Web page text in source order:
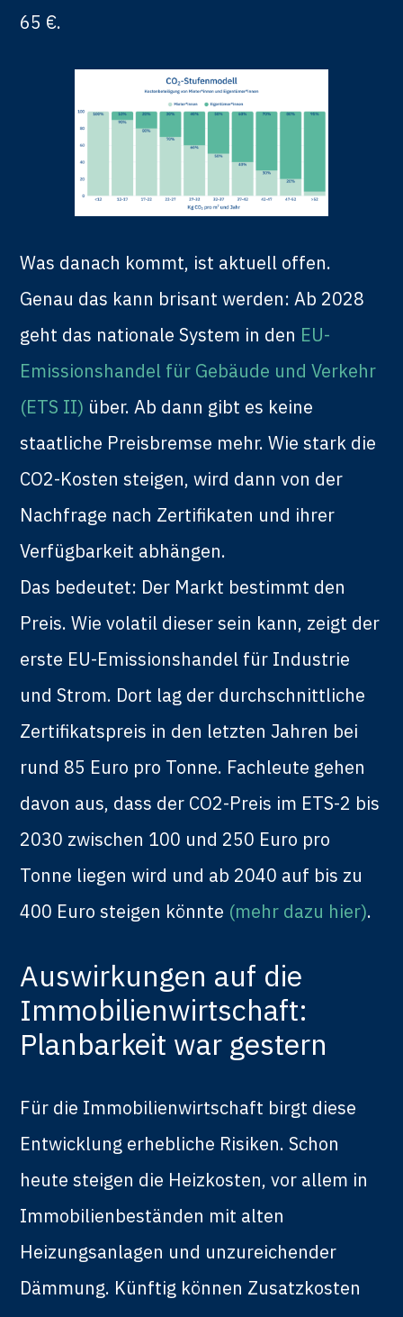
65 €.
Was danach kommt, ist aktuell offen.
Genau das kann brisant werden: Ab 2028
geht das nationale System in den EU-
Emissionshandel für Gebäude und Verkehr
(ETS II) über. Ab dann gibt es keine
staatliche Preisbremse mehr. Wie stark die
CO2-Kosten steigen, wird dann von der
Nachfrage nach Zertifikaten und ihrer
Verfügbarkeit abhängen.
Das bedeutet: Der Markt bestimmt den
Preis. Wie volatil dieser sein kann, zeigt der
erste EU-Emissionshandel für Industrie
und Strom. Dort lag der durchschnittliche
Zertifikatspreis in den letzten Jahren bei
rund 85 Euro pro Tonne. Fachleute gehen
davon aus, dass der CO2-Preis im ETS-2 bis
2030 zwischen 100 und 250 Euro pro
Tonne liegen wird und ab 2040 auf bis zu
400 Euro steigen könnte (mehr dazu hier).
Auswirkungen auf die
Immobilienwirtschaft:
Planbarkeit war gestern
Für die Immobilienwirtschaft birgt diese
Entwicklung erhebliche Risiken. Schon
heute steigen die Heizkosten, vor allem in
Immobilienbeständen mit alten
Heizungsanlagen und unzureichender
Dämmung. Künftig können Zusatzkosten